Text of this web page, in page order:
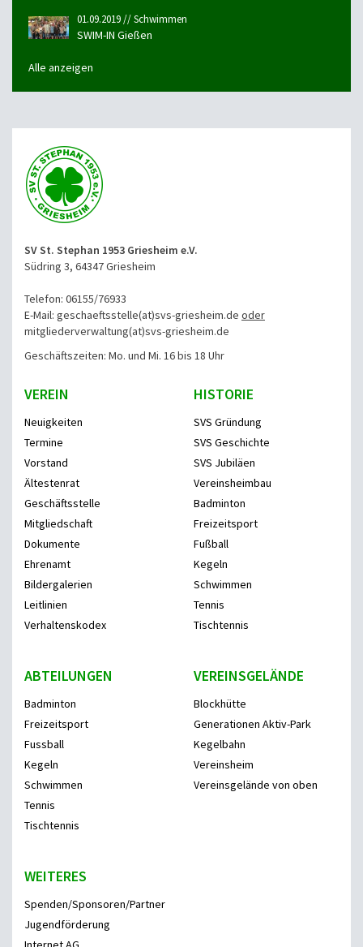
01.09.2019 // Schwimmen
SWIM-IN Gießen
Alle anzeigen
SV St. Stephan 1953 Griesheim e.V.
Südring 3, 64347 Griesheim
Telefon: 06155/76933
E-Mail: geschaeftsstelle(at)svs-griesheim.de oder
mitgliederverwaltung(at)svs-griesheim.de
Geschäftszeiten: Mo. und Mi. 16 bis 18 Uhr
VEREIN
Neuigkeiten
Termine
Vorstand
Ältestenrat
Geschäftsstelle
Mitgliedschaft
Dokumente
Ehrenamt
Bildergalerien
Leitlinien
Verhaltenskodex
HISTORIE
SVS Gründung
SVS Geschichte
SVS Jubiläen
Vereinsheimbau
Badminton
Freizeitsport
Fußball
Kegeln
Schwimmen
Tennis
Tischtennis
ABTEILUNGEN
Badminton
Freizeitsport
Fussball
Kegeln
Schwimmen
Tennis
Tischtennis
VEREINSGELÄNDE
Blockhütte
Generationen Aktiv-Park
Kegelbahn
Vereinsheim
Vereinsgelände von oben
WEITERES
Spenden/Sponsoren/Partner
Jugendförderung